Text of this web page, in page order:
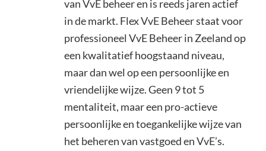
van VvE beheer en is reeds jaren actief
in de markt. Flex VvE Beheer staat voor
professioneel VvE Beheer in Zeeland op
een kwalitatief hoogstaand niveau,
maar dan wel op een persoonlijke en
vriendelijke wijze. Geen 9 tot 5
mentaliteit, maar een pro-actieve
persoonlijke en toegankelijke wijze van
het beheren van vastgoed en VvE’s.